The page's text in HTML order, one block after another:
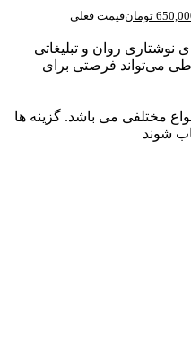
تومانقیمت فعلی
نوشتاری روان و تبلیغاتی
می‌تواند فرصتی برای
مختلفی می باشد. گزینه ها
شوند